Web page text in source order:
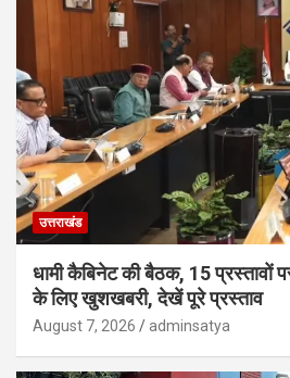
उत्तराखंड
धामी कैबिनेट की बैठक, 15 प्रस्तावों
के लिए खुशखबरी, देखें पूरे प्रस्ताव
August 7, 2026 adminsatya